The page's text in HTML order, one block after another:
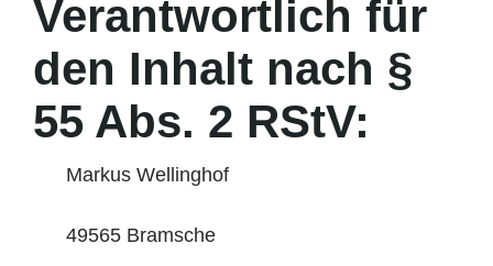
Verantwortlich für
den Inhalt nach §
55 Abs. 2 RStV:
Markus Wellinghof
49565 Bramsche